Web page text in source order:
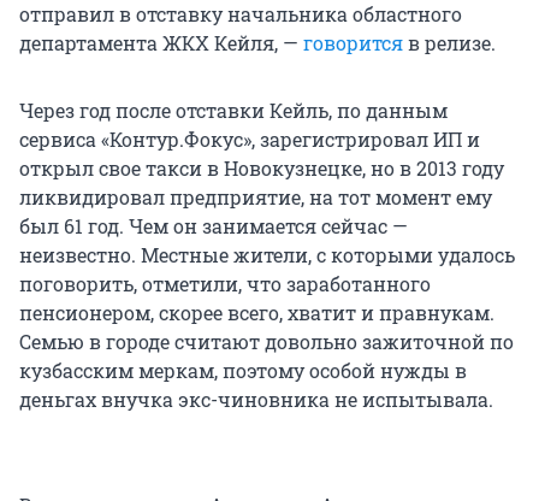
отправил в отставку начальника областного
департамента ЖКХ Кейля, — говоритсяв релизе.
Через год после отставки Кейль, по данным
сервиса «Контур.Фокус», зарегистрировал ИП и
открыл свое такси в Новокузнецке, но в 2013 году
ликвидировал предприятие, на тот момент ему
был 61 год. Чем он занимается сейчас —
неизвестно. Местные жители, с которыми удалось
поговорить, отметили, что заработанного
пенсионером, скорее всего, хватит и правнукам.
Семью в городе считают довольно зажиточной по
кузбасским меркам, поэтому особой нужды в
деньгах внучка экс-чиновника не испытывала.